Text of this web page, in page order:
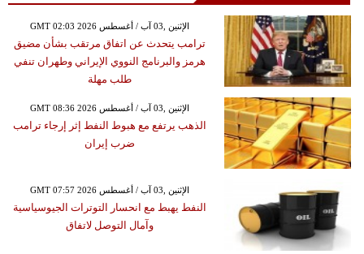
GMT 02:03 2026 الإثنين ,03 آب / أغسطس
ترامب يتحدث عن اتفاق مرتقب بشأن مضيق
هرمز والبرنامج النووي الإيراني وطهران تنفي
طلب مهلة
GMT 08:36 2026 الإثنين ,03 آب / أغسطس
الذهب يرتفع مع هبوط النفط إثر إرجاء ترامب
ضرب إيران
GMT 07:57 2026 الإثنين ,03 آب / أغسطس
النفط يهبط مع انحسار التوترات الجيوسياسية
وآمال التوصل لاتفاق